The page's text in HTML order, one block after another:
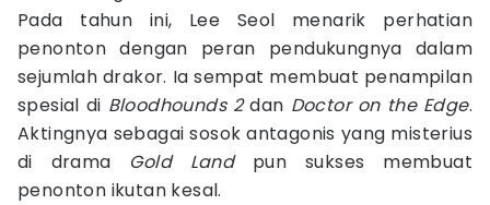
Pada tahun ini, Lee Seol menarik perhatian
penonton dengan peran pendukungnya dalam
sejumlah drakor. Ia sempat membuat penampilan
spesial di Bloodhounds 2dan Doctor on the Edge.
Aktingnya sebagai sosok antagonis yang misterius
di drama Gold Landpun sukses membuat
penonton ikutan kesal.